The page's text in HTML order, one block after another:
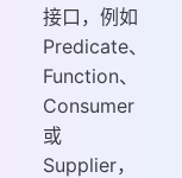
接口，例如
Predicate、
Function、
Consumer
或
Supplier，